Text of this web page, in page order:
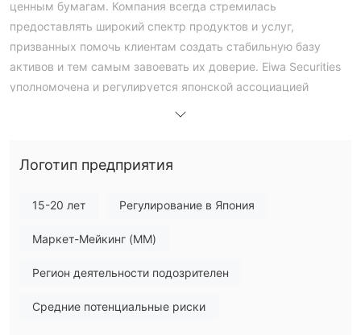
ценным бумагам. Компания всегда стремилась
предоставлять широкий спектр продуктов и услуг,
призванных помочь клиентам создать стабильную базу
активов и тем самым завоевать их доверие. Eiwa Securities
уполномочена и регулируется японской ассоциацией
Сфера деятельности
покупку, продажу и брокерское агентство ценных бумаг,
инвестиционные фонды.
Торговые риски
ряде областей, включая риск колебания цен, кредитный
Логотип предприятия
15-20 лет Регулирование в Япония
Маркет-Мейкинг (MM)
Регион деятельности подозрителен
Средние потенциальные риски